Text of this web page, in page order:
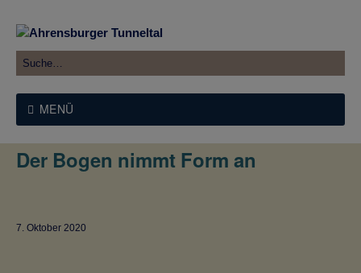
MENÜ
Der Bogen nimmt Form an
7. Oktober 2020